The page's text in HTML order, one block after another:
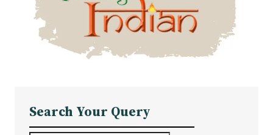
Search Your Query